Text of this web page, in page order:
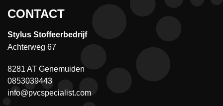
CONTACT
Stylus Stoffeerbedrijf
Achterweg 67
8281 AT Genemuiden
0853039443
info@pvcspecialist.com